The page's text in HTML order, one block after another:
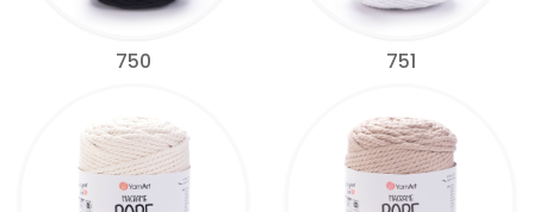
750 751